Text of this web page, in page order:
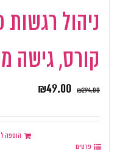
ניהול רגשות
קורס, גישה
₪294.00
₪49.00
הוספה
פרטים